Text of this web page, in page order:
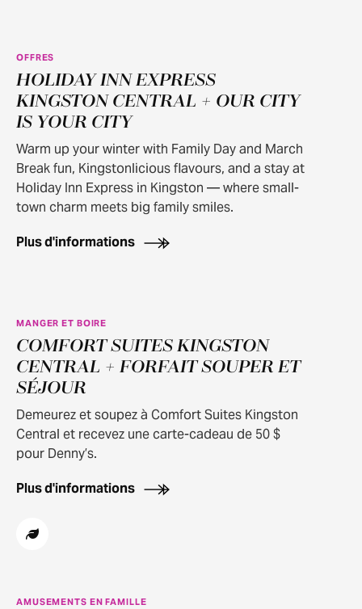
OFFRES
HOLIDAY INN EXPRESS
KINGSTON CENTRAL + OUR CITY
IS YOUR CITY
Warm up your winter with Family Day and March
Break fun, Kingstonlicious flavours, and a stay at
Holiday Inn Express in Kingston — where small-
town charm meets big family smiles.
Plus d'informations
MANGER ET BOIRE
COMFORT SUITES KINGSTON
CENTRAL + FORFAIT SOUPER ET
SÉJOUR
Demeurez et soupez à Comfort Suites Kingston
Central et recevez une carte-cadeau de 50 $
pour Denny’s.
Plus d'informations
AMUSEMENTS EN FAMILLE